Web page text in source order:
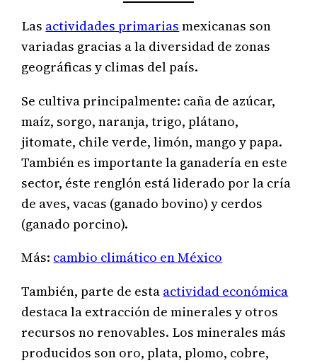
Las actividades primarias mexicanas son
variadas gracias a la diversidad de zonas
geográficas y climas del país.
Se cultiva principalmente: caña de azúcar,
maíz, sorgo, naranja, trigo, plátano,
jitomate, chile verde, limón, mango y papa.
También es importante la ganadería en este
sector, éste renglón está liderado por la cría
de aves, vacas (ganado bovino) y cerdos
(ganado porcino).
Más: cambio climático en México
También, parte de esta actividad económica
destaca la extracción de minerales y otros
recursos no renovables. Los minerales más
producidos son oro, plata, plomo, cobre,